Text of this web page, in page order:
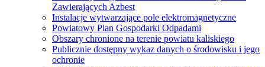
Zawierających Azbest
Instalacje wytwarzające pole elektromagnetyczne
Powiatowy Plan Gospodarki Odpadami
Obszary chronione na terenie powiatu kaliskiego
Publicznie dostępny wykaz danych o środowisku i jego
ochronie